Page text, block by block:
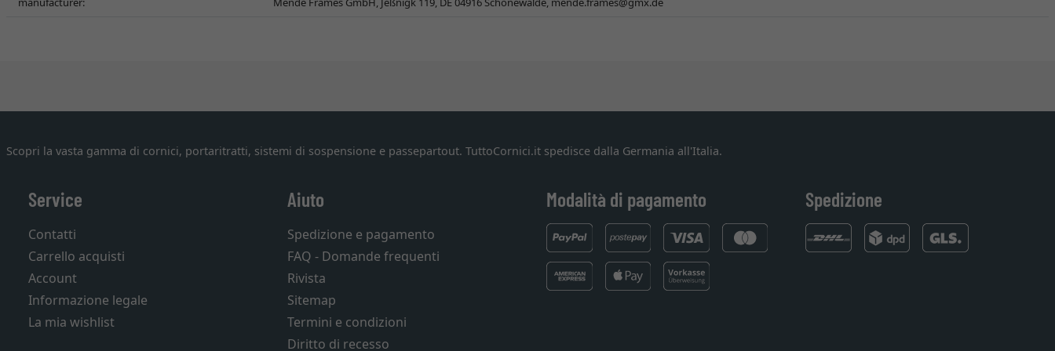
Scopri la vasta gamma di cornici, portaritratti, sistemi di sospensione e passepartout. TuttoCornici.it spedisce dalla Germania all'Italia.
Service
Contatti
Carrello acquisti
Account
Informazione legale
La mia wishlist
Aiuto
Spedizione e pagamento
FAQ - Domande frequenti
Rivista
Sitemap
Termini e condizioni
Diritto di recesso
Modalità di pagamento Spedizione